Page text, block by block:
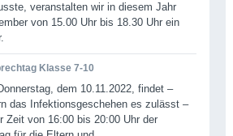
veranstalten wir in diesem Jahr
von 15.00 Uhr bis 18.30 Uhr ein
Klasse 7-10
dem 10.11.2022, findet –
das Infektionsgeschehen es zulässt –
Zeit von 16:00 bis 20:00 Uhr der